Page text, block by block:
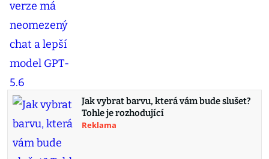
Jak vybrat barvu, která vám bude slušet?
Tohle je rozhodující
Reklama